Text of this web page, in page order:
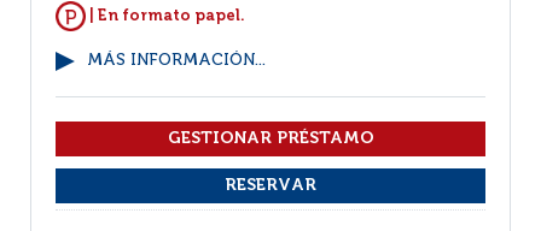
| En formato papel.
MÁS INFORMACIÓN...